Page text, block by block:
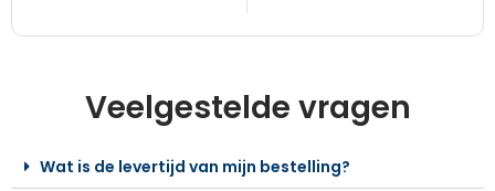
Veelgestelde vragen
Wat is de levertijd van mijn bestelling?